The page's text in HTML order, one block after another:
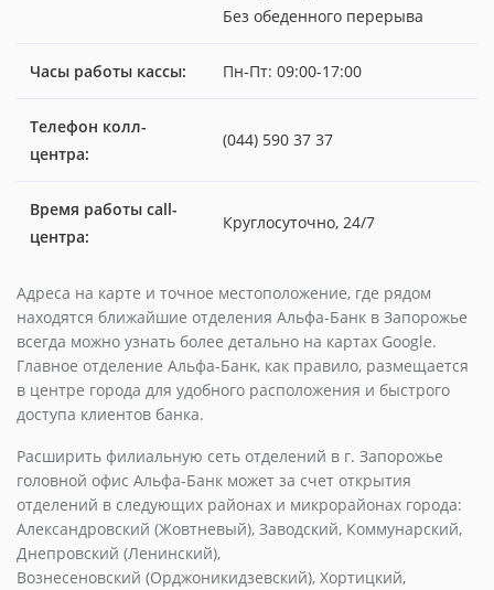
Без обеденного перерыва
Часы работы кассы: Пн-Пт: 09:00-17:00
Телефон колл-
центра:
(044) 590 37 37
Время работы call-
центра:
Круглосуточно, 24/7
Адреса на карте и точное местоположение, где рядом
находятся ближайшие отделения Альфа-Банк в Запорожье
всегда можно узнать более детально на картах Google.
Главное отделение Альфа-Банк, как правило, размещается
в центре города для удобного расположения и быстрого
доступа клиентов банка.
Расширить филиальную сеть отделений в г. Запорожье
головной офис Альфа-Банк может за счет открытия
отделений в следующих районах и микрорайонах города:
Александровский (Жовтневый), Заводский, Коммунарский,
Днепровский (Ленинский),
Вознесеновский (Орджоникидзевский), Хортицкий,